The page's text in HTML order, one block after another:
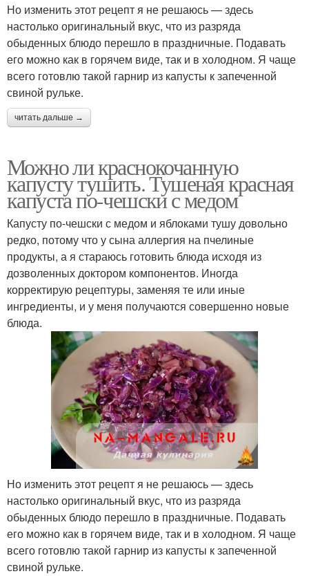
Но изменить этот рецепт я не решаюсь — здесь
настолько оригинальный вкус, что из разряда
обыденных блюдо перешло в праздничные. Подавать
его можно как в горячем виде, так и в холодном. Я чаще
всего готовлю такой гарнир из капусты к запеченной
свиной рульке.
читать дальше →
Можно ли краснокочанную
капусту тушить. Тушеная красная
капуста по-чешски с медом
Капусту по-чешски с медом и яблоками тушу довольно
редко, потому что у сына аллергия на пчелиные
продукты, а я стараюсь готовить блюда исходя из
дозволенных доктором компонентов. Иногда
корректирую рецептуры, заменяя те или иные
ингредиенты, и у меня получаются совершенно новые
блюда.
Но изменить этот рецепт я не решаюсь — здесь
настолько оригинальный вкус, что из разряда
обыденных блюдо перешло в праздничные. Подавать
его можно как в горячем виде, так и в холодном. Я чаще
всего готовлю такой гарнир из капусты к запеченной
свиной рульке.